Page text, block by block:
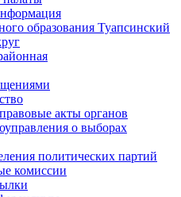
образования Туапсинский
акты органов
о выборах
политических партий
комиссии